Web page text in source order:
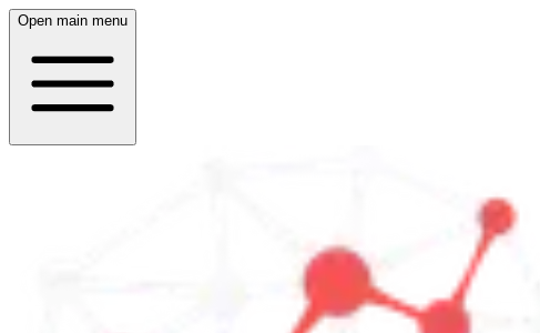
Open main menu